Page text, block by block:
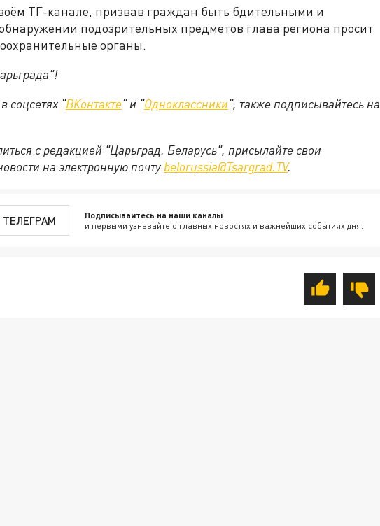
ТГ-канале, призвав граждан быть бдительными и
подозрительных предметов глава региона просит
органы.
соцсетях "ВКонтакте" и "Одноклассники", также подписывайтесь на
с редакцией "Царьград. Беларусь", присылайте свои
на электронную почту belorussia@Tsargrad.TV.
ТЕЛЕГРАМ Подписывайтесь на наши каналы
и первыми узнавайте о главных новостях и важнейших событиях дня.